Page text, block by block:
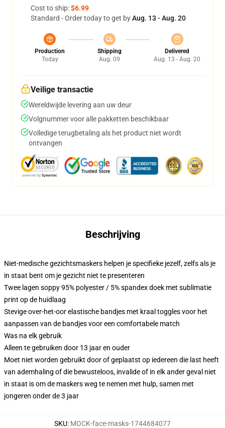
Cost to ship:$6.99
Standard - Order today to get byAug. 13 - Aug. 20
Production
Today
Shipping
Aug. 09
Delivered
Aug. 13 - Aug. 20
Veilige transactie
Wereldwijde levering aan uw deur
Volgnummer voor alle pakketten beschikbaar
Volledige terugbetaling als het product niet wordt
ontvangen
Beschrijving
Niet-medische gezichtsmaskers helpen je specifieke jezelf, zelfs als je
in staat bent om je gezicht niet te presenteren
Twee lagen soppy 95% polyester / 5% spandex doek met sublimatie
print op de huidlaag
Stevige over-het-oor elastische bandjes met kraal toggles voor het
aanpassen van de bandjes voor een comfortabele match
Was na elk gebruik
Alleen te gebruiken door 13 jaar en ouder
Moet niet worden gebruikt door of geplaatst op iedereen die last heeft
van ademhaling of die bewusteloos, invalide of in elk ander geval niet
in staat is om de maskers weg te nemen met hulp, samen met
jongeren onder de 3 jaar
SKU: MOCK-face-masks-1744684077